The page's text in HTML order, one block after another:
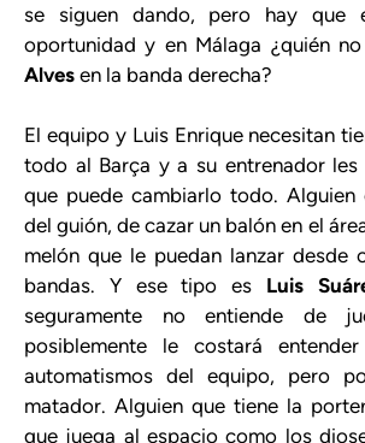
se siguen dando, pero hay que
oportunidad y en Málaga ¿quién
Alves en la banda derecha?
El equipo y Luis Enrique necesitan
todo al Barça y a su entrenador
que puede cambiarlo todo. Alguien
del guión, de cazar un balón en el
melón que le puedan lanzar desde
bandas. Y ese tipo es Luis
seguramente no entiende de
posiblemente le costará
automatismos del equipo, pero
matador. Alguien que tiene la
que juega al espacio como los